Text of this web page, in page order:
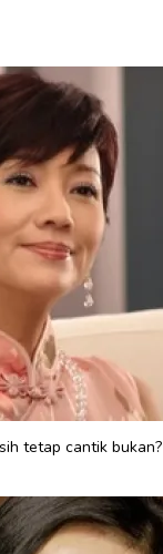
tetap cantik bukan?